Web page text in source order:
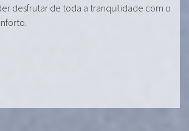
desfrutar de toda a tranquilidade com o